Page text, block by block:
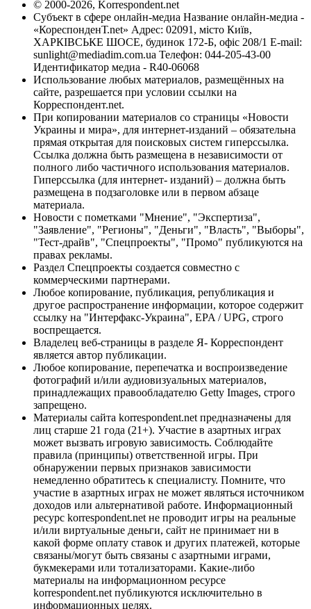
© 2000-2026, Korrespondent.net
Субъект в сфере онлайн-медиа Название онлайн-медиа -
«КореспонденТ.net» Адрес: 02091, місто Київ,
ХАРКІВСЬКЕ ШОСЕ, будинок 172-Б, офіс 208/1 E-mail:
sunlight@mediadim.com.ua Телефон: 044-205-43-00
Идентификатор медиа - R40-06068
Использование любых материалов, размещённых на
сайте, разрешается при условии ссылки на
Корреспондент.net.
При копировании материалов со страницы «Новости
Украины и мира», для интернет-изданий – обязательна
прямая открытая для поисковых систем гиперссылка.
Ссылка должна быть размещена в независимости от
полного либо частичного использования материалов.
Гиперссылка (для интернет- изданий) – должна быть
размещена в подзаголовке или в первом абзаце
материала.
Новости с пометками "Мнение", "Экспертиза",
"Заявление", "Регионы", "Деньги", "Власть", "Выборы",
"Тест-драйв", "Спецпроекты", "Промо" публикуются на
правах рекламы.
Раздел Спецпроекты создается совместно с
коммерческими партнерами.
Любое копирование, публикация, републикация и
другое распространение информации, которое содержит
ссылку на "Интерфакс-Украина", EPA / UPG, строго
воспрещается.
Владелец веб-страницы в разделе Я- Корреспондент
является автор публикации.
Любое копирование, перепечатка и воспроизведение
фотографий и/или аудиовизуальных материалов,
принадлежащих правообладателю Getty Images, строго
запрещено.
Материалы сайта korrespondent.net предназначены для
лиц старше 21 года (21+). Участие в азартных играх
может вызвать игровую зависимость. Соблюдайте
правила (принципы) ответственной игры. При
обнаружении первых признаков зависимости
немедленно обратитесь к специалисту. Помните, что
участие в азартных играх не может являться источником
доходов или альтернативой работе. Информационный
ресурс korrespondent.net не проводит игры на реальные
и/или виртуальные деньги, сайт не принимает ни в
какой форме оплату ставок и других платежей, которые
связаны/могут быть связаны с азартными играми,
букмекерами или тотализаторами. Какие-либо
материалы на информационном ресурсе
korrespondent.net публикуются исключительно в
информационных целях.